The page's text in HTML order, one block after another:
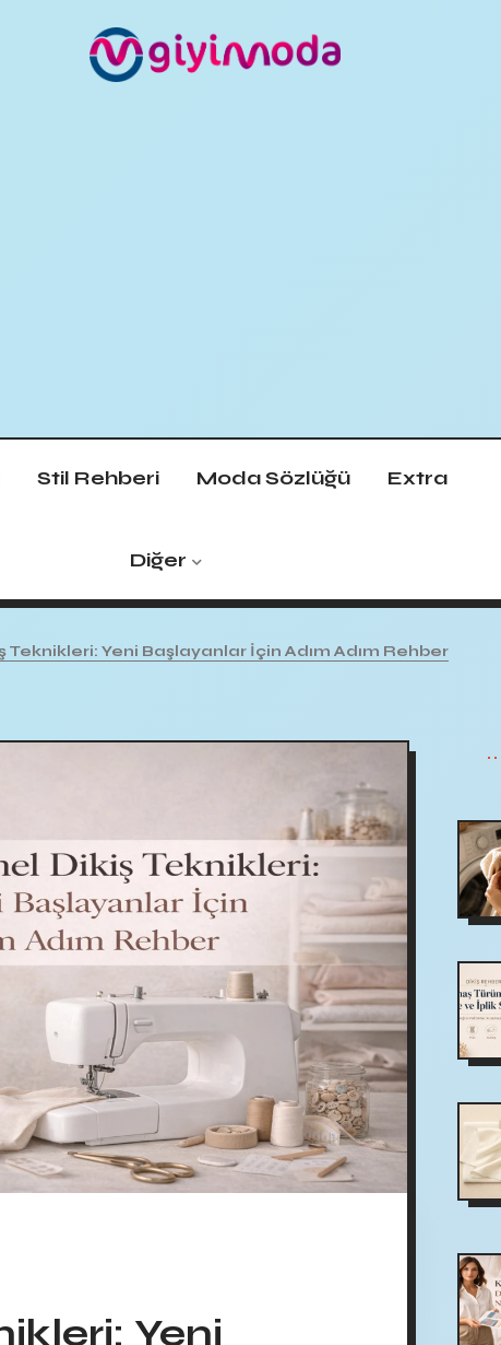
Stil Rehberi Moda Sözlüğü Extra
Diğer
Teknikleri: Yeni Başlayanlar İçin Adım Adım Rehber
Yeni